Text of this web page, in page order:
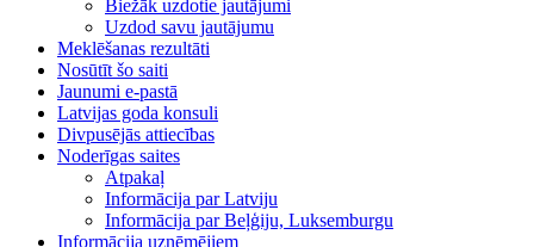
Biežāk uzdotie jautājumi
Uzdod savu jautājumu
Meklēšanas rezultāti
Nosūtīt šo saiti
Jaunumi e-pastā
Latvijas goda konsuli
Divpusējās attiecības
Noderīgas saites
Atpakaļ
Informācija par Latviju
Informācija par Beļģiju, Luksemburgu
Informācija uzņēmējiem